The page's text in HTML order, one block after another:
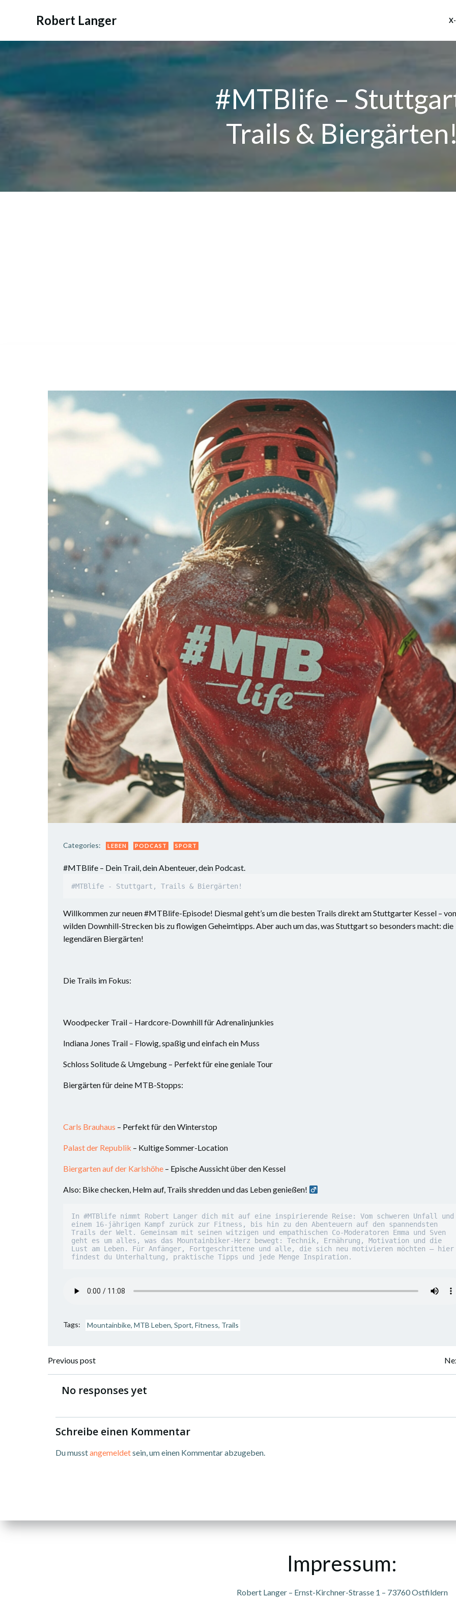
Robert Langer
#MTBlife –
Trails &
Categories: LEBEN PODCAST SPORT
#MTBlife – Dein Trail, dein Abenteuer, dein Podcast.
#MTBlife - Stuttgart, Trails & Biergärten!
Willkommen zur neuen #MTBlife-Episode! Diesmal geht’s um die besten Trails direkt am Stuttgarter Kessel – von
wilden Downhill-Strecken bis zu flowigen Geheimtipps. Aber auch um das, was Stuttgart so besonders macht: die
legendären Biergärten!
Die Trails im Fokus:
Woodpecker Trail – Hardcore-Downhill für Adrenalinjunkies
Indiana Jones Trail – Flowig, spaßig und einfach ein Muss
Schloss Solitude & Umgebung – Perfekt für eine geniale Tour
Biergärten für deine MTB-Stopps:
Carls Brauhaus – Perfekt für den Winterstop
Palast der Republik – Kultige Sommer-Location
Biergarten auf der Karlshöhe – Epische Aussicht über den Kessel
Also: Bike checken, Helm auf, Trails shredden und das Leben genießen! ‍
In #MTBlife nimmt Robert Langer dich mit auf eine inspirierende Reise: Vom schweren Unfall und
einem 16-jährigen Kampf zurück zur Fitness, bis hin zu den Abenteuern auf den spannendsten
Trails der Welt. Gemeinsam mit seinen witzigen und empathischen Co-Moderatoren Emma und Sven
geht es um alles, was das Mountainbiker-Herz bewegt: Technik, Ernährung, Motivation und die
Lust am Leben. Für Anfänger, Fortgeschrittene und alle, die sich neu motivieren möchten – hier
findest du Unterhaltung, praktische Tipps und jede Menge Inspiration.
Tags: Mountainbike, MTB Leben, Sport, Fitness, Trails
Beitragsnavigation
Previous post
No responses yet
Schreibe einen Kommentar
Du musstangemeldetsein, um einen Kommentar abzugeben.
Impressum:
Robert Langer – Ernst-Kirchner-Strasse 1 – 73760 Ostfildern